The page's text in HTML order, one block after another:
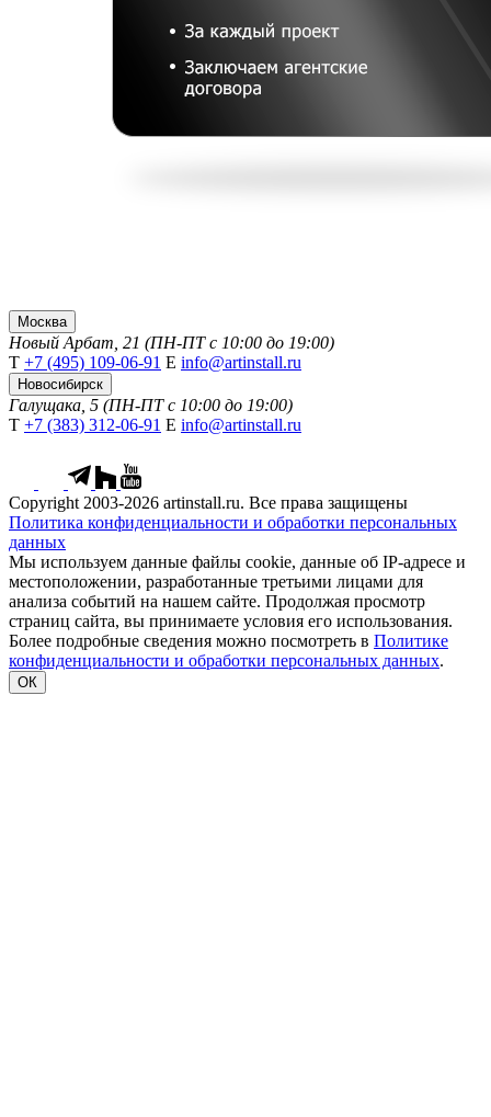
Москва
Новый Арбат, 21 (ПН-ПТ с 10:00 до 19:00)
Т +7 (495) 109-06-91 Е info@artinstall.ru
Новосибирск
Галущака, 5 (ПН-ПТ с 10:00 до 19:00)
Т +7 (383) 312-06-91 Е info@artinstall.ru
Copyright 2003-2026 artinstall.ru. Все права защищены
Политика конфиденциальности и обработки персональных
данных
Мы используем данные файлы cookie, данные об IP-адресе и
местоположении, разработанные третьими лицами для
анализа событий на нашем сайте. Продолжая просмотр
страниц сайта, вы принимаете условия его использования.
Более подробные сведения можно посмотреть в Политике
конфиденциальности и обработки персональных данных.
ОК